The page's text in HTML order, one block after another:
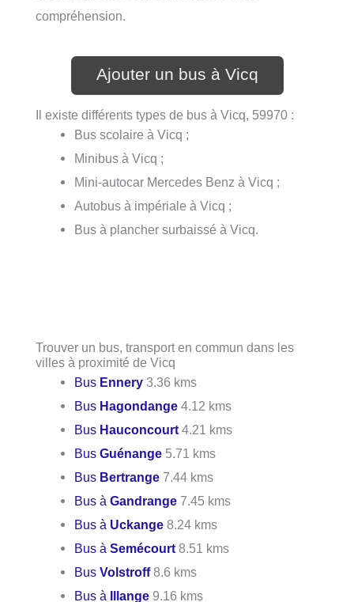
compréhension.
Ajouter un bus à Vicq
Il existe différents types de bus à Vicq, 59970 :
Bus scolaire à Vicq ;
Minibus à Vicq ;
Mini-autocar Mercedes Benz à Vicq ;
Autobus à impériale à Vicq ;
Bus à plancher surbaissé à Vicq.
Trouver un bus, transport en commun dans les
villes à proximité de Vicq
Bus Ennery 3.36 kms
Bus Hagondange 4.12 kms
Bus Hauconcourt 4.21 kms
BusGuénange 5.71 kms
Bus Bertrange 7.44 kms
Bus àGandrange 7.45 kms
Bus à Uckange 8.24 kms
Bus àSemécourt 8.51 kms
BusVolstroff8.6 kms
Bus à Illange 9.16 kms